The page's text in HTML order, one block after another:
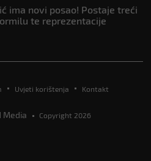
ima novi posao! Postaje treći
te reprezentacije
Uvjeti korištenja Kontakt
Media Copyright 2026